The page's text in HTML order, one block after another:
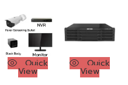
Quick
View
Quick
View